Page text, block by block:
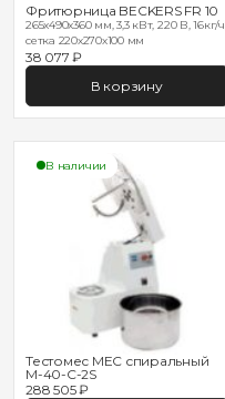
Фритюрница BECKERS FR 10
265x490x360 мм, 3,3 кВт, 220 В, 16кг/ч,
сетка 220х270х100 мм
38 077 ₽
В корзину
В наличии
Тестомес MEC спиральный
M-40-C-2S
288 505 ₽